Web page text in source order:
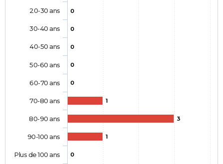
0
0
0
0
0
1
3
1
0
20-30 ans
30-40 ans
40-50 ans
50-60 ans
60-70 ans
70-80 ans
80-90 ans
90-100 ans
Plus de 100 ans